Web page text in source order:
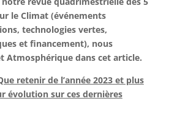
le Climat (événements
technologies vertes,
et financement), nous
Atmosphérique dans cet article.
retenir de l’année 2023 et plus
évolution sur ces dernières